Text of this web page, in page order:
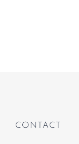
CONTACT